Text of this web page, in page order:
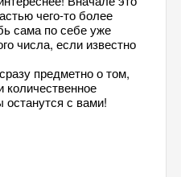
чего-то более
сама по себе уже
числа, если известно
предметно о том,
с вами!